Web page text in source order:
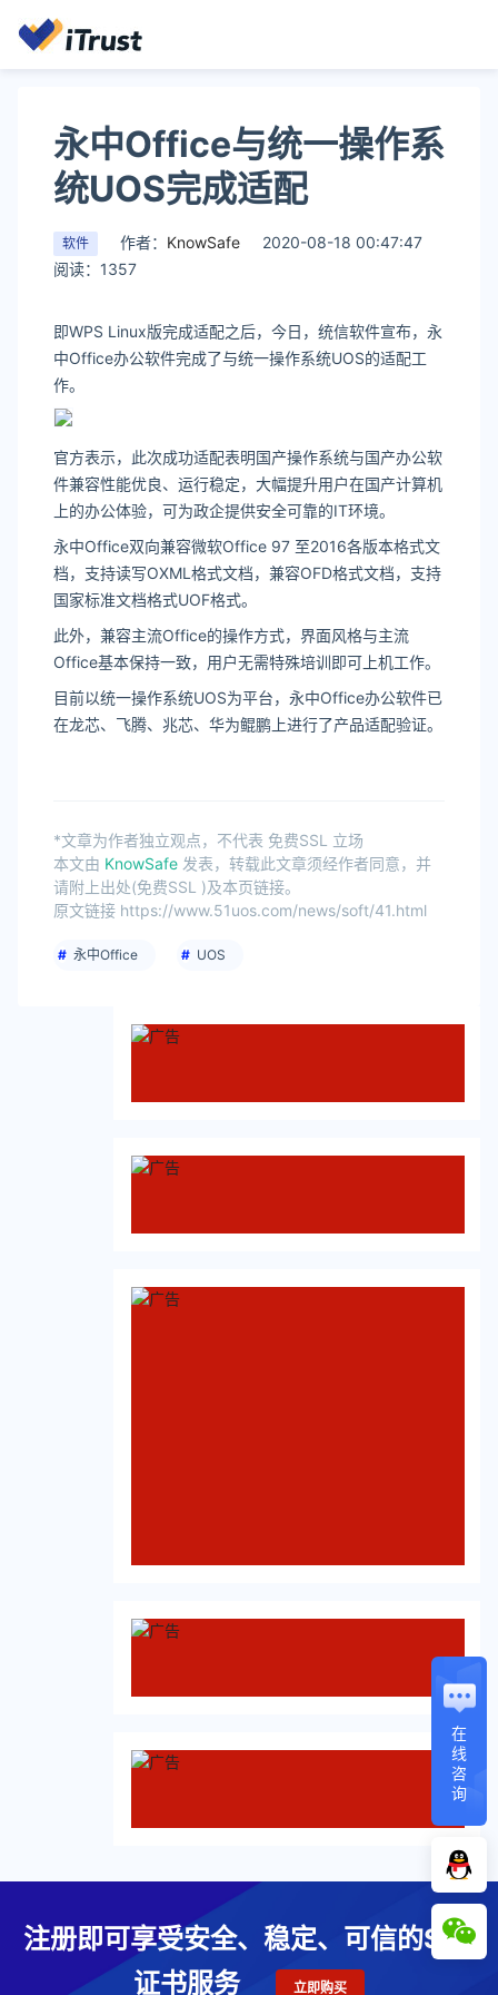
永中Office与统一操作系
统UOS完成适配
软件 作者： KnowSafe
2020-08-18 00:47:47
阅读：1357
即WPS Linux版完成适配之后，今日，统信软件宣布，永
中Office办公软件完成了与统一操作系统UOS的适配工
作。
官方表示，此次成功适配表明国产操作系统与国产办公软
件兼容性能优良、运行稳定，大幅提升用户在国产计算机
上的办公体验，可为政企提供安全可靠的IT环境。
永中Office双向兼容微软Office 97 至2016各版本格式文
档，支持读写OXML格式文档，兼容OFD格式文档，支持
国家标准文档格式UOF格式。
此外，兼容主流Office的操作方式，界面风格与主流
Office基本保持一致，用户无需特殊培训即可上机工作。
目前以统一操作系统UOS为平台，永中Office办公软件已
在龙芯、飞腾、兆芯、华为鲲鹏上进行了产品适配验证。
*文章为作者独立观点，不代表 免费SSL 立场
本文由 KnowSafe 发表，转载此文章须经作者同意，并
请附上出处(免费SSL )及本页链接。
原文链接 https://www.51uos.com/news/soft/41.html
永中Office UOS
在
线
咨
询
注册即可享受安全、稳定、可信的SSL
证书服务
立即购买